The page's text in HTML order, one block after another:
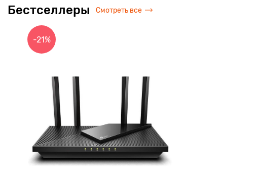
Бестселлеры Смотреть все
-21%